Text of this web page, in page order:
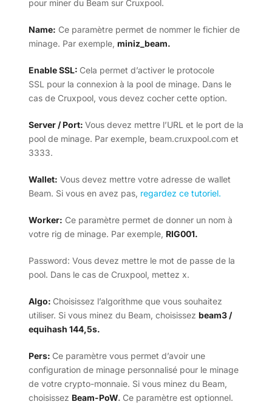
pour miner du Beam sur Cruxpool.
Name: Ce paramètre permet de nommer le fichier de
minage. Par exemple, miniz_beam.
Enable SSL: Cela permet d’activer le protocole
SSL pour la connexion à la pool de minage. Dans le
cas de Cruxpool, vous devez cocher cette option.
Server / Port: Vous devez mettre l’URL et le port de la
pool de minage. Par exemple, beam.cruxpool.com et
3333.
Wallet: Vous devez mettre votre adresse de wallet
Beam. Si vous en avez pas, regardez ce tutoriel.
Worker: Ce paramètre permet de donner un nom à
votre rig de minage. Par exemple, RIG001.
Password: Vous devez mettre le mot de passe de la
pool. Dans le cas de Cruxpool, mettez x.
Algo: Choisissez l’algorithme que vous souhaitez
utiliser. Si vous minez du Beam, choisissez beam3 /
equihash 144,5s.
Pers: Ce paramètre vous permet d’avoir une
configuration de minage personnalisé pour le minage
de votre crypto-monnaie. Si vous minez du Beam,
choisissez Beam-PoW. Ce paramètre est optionnel.